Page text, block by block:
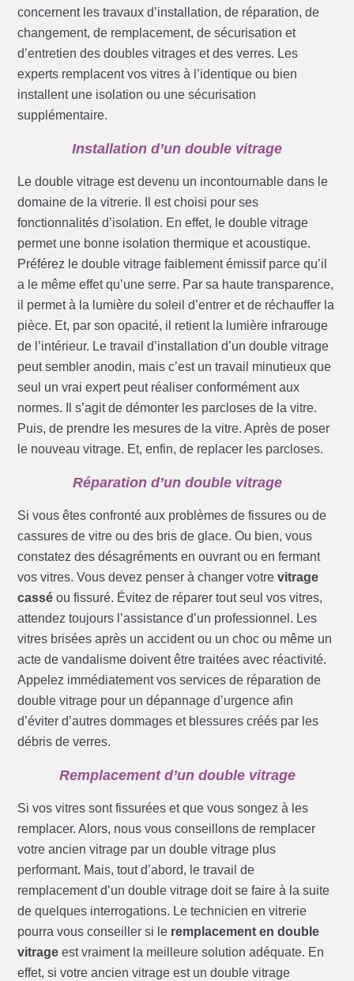
concernent les travaux d’installation, de réparation, de
changement, de remplacement, de sécurisation et
d’entretien des doubles vitrages et des verres. Les
experts remplacent vos vitres à l’identique ou bien
installent une isolation ou une sécurisation
supplémentaire.
Installation d’un double vitrage
Le double vitrage est devenu un incontournable dans le
domaine de la vitrerie. Il est choisi pour ses
fonctionnalités d’isolation. En effet, le double vitrage
permet une bonne isolation thermique et acoustique.
Préférez le double vitrage faiblement émissif parce qu’il
a le même effet qu’une serre. Par sa haute transparence,
il permet à la lumière du soleil d’entrer et de réchauffer la
pièce. Et, par son opacité, il retient la lumière infrarouge
de l’intérieur. Le travail d’installation d’un double vitrage
peut sembler anodin, mais c’est un travail minutieux que
seul un vrai expert peut réaliser conformément aux
normes. Il s’agit de démonter les parcloses de la vitre.
Puis, de prendre les mesures de la vitre. Après de poser
le nouveau vitrage. Et, enfin, de replacer les parcloses.
Réparation d’un double vitrage
Si vous êtes confronté aux problèmes de fissures ou de
cassures de vitre ou des bris de glace. Ou bien, vous
constatez des désagréments en ouvrant ou en fermant
vos vitres. Vous devez penser à changer votrevitrage
cassé ou fissuré. Évitez de réparer tout seul vos vitres,
attendez toujours l’assistance d’un professionnel. Les
vitres brisées après un accident ou un choc ou même un
acte de vandalisme doivent être traitées avec réactivité.
Appelez immédiatement vos services de réparation de
double vitrage pour un dépannage d’urgence afin
d’éviter d’autres dommages et blessures créés par les
débris de verres.
Remplacement d’un double vitrage
Si vos vitres sont fissurées et que vous songez à les
remplacer. Alors, nous vous conseillons de remplacer
votre ancien vitrage par un double vitrage plus
performant. Mais, tout d’abord, le travail de
remplacement d’un double vitrage doit se faire à la suite
de quelques interrogations. Le technicien en vitrerie
pourra vous conseiller si le remplacement en double
vitrage est vraiment la meilleure solution adéquate. En
effet, si votre ancien vitrage est un double vitrage